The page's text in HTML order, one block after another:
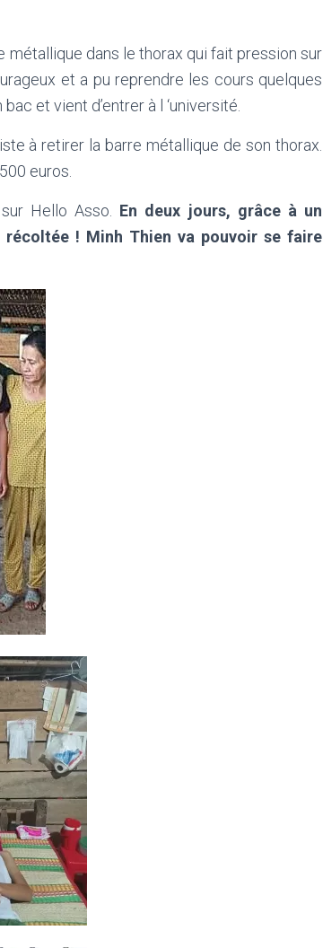
métallique dans le thorax qui fait pression sur
et a pu reprendre les cours quelques
et vient d’entrer à l ‘université.
à retirer la barre métallique de son thorax.
euros.
Hello Asso. En deux jours, grâce à un
récoltée ! Minh Thien va pouvoir se faire